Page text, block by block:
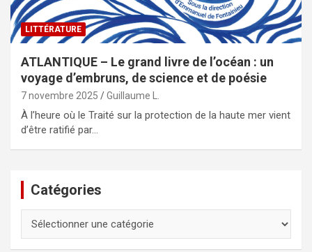
LITTÉRATURE
ATLANTIQUE – Le grand livre de l’océan : un
voyage d’embruns, de science et de poésie
7 novembre 2025 Guillaume L.
À l’heure où le Traité sur la protection de la haute mer vient
d’être ratifié par…
Catégories